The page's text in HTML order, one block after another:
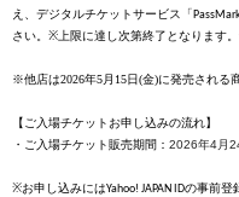
え、デジタルチケットサービス「
さい。 ※ 上限に達し次第終了となります
※他店は2026年5月15日(金)に発売される
【 ご入場チケットお申し込みの流れ】
・ご入場チケット販売期間： 2026年4月
※お申し込みにはYahoo! JAPAN IDの事前登